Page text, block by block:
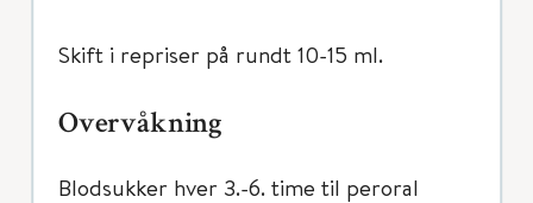
Skift i repriser på rundt 10-15 ml.
Overvåkning
Blodsukker hver 3.-6. time til peroral